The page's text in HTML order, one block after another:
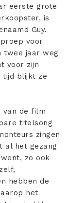
eerste grote
is
Guy.
voor
twee jaar weg
voor zijn
tijd blijkt ze
van de film
titelsong
zingen
al het gezang
zo ook
hebben de
het